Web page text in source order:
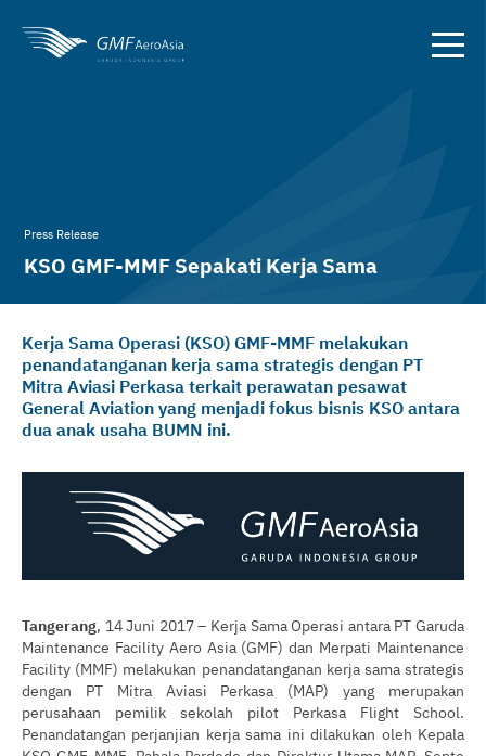
Press Release
KSO GMF-MMF Sepakati Kerja Sama
Kerja Sama Operasi (KSO) GMF-MMF melakukan
penandatanganan kerja sama strategis dengan PT
Mitra Aviasi Perkasa terkait perawatan pesawat
General Aviation yang menjadi fokus bisnis KSO antara
dua anak usaha BUMN ini.
Tangerang, 14 Juni 2017 – Kerja Sama Operasi antara PT Garuda
Maintenance Facility Aero Asia (GMF) dan Merpati Maintenance
Facility (MMF) melakukan penandatanganan kerja sama strategis
dengan PT Mitra Aviasi Perkasa (MAP) yang merupakan
perusahaan pemilik sekolah pilot Perkasa Flight School.
Penandatangan perjanjian kerja sama ini dilakukan oleh Kepala